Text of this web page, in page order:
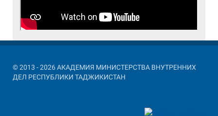
© 2013 - 2026 АКАДЕМИЯ МИНИСТЕРСТВА ВНУТРЕННИХ
ДЕЛ РЕСПУБЛИКИ ТАДЖИКИСТАН